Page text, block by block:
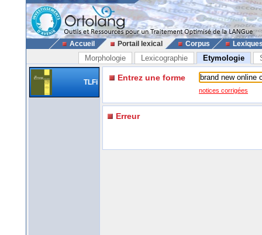
Accueil Portail lexical Corpus
Morphologie Lexicographie Etymologie
TLFi Entrez une forme
notices corrigées
Erreur